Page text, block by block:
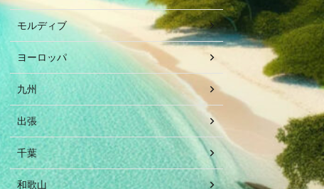
モルディブ
ヨーロッパ
九州
出張
千葉
和歌山